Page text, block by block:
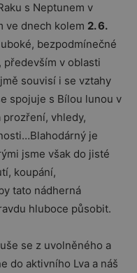
s Neptunem v
ve dnech kolem 2. 6.
bezpodmínečné
především v oblasti
souvisí i se vztahy
spojuje s Bílou lunou v
prozření, vhledy,
je
jsme však do jisté
koupání,
tato nádherná
hluboce působit.
se z uvolněného a
do aktivního Lva a náš